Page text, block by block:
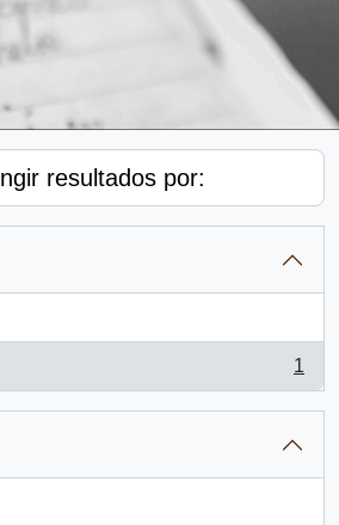
resultados por:
1